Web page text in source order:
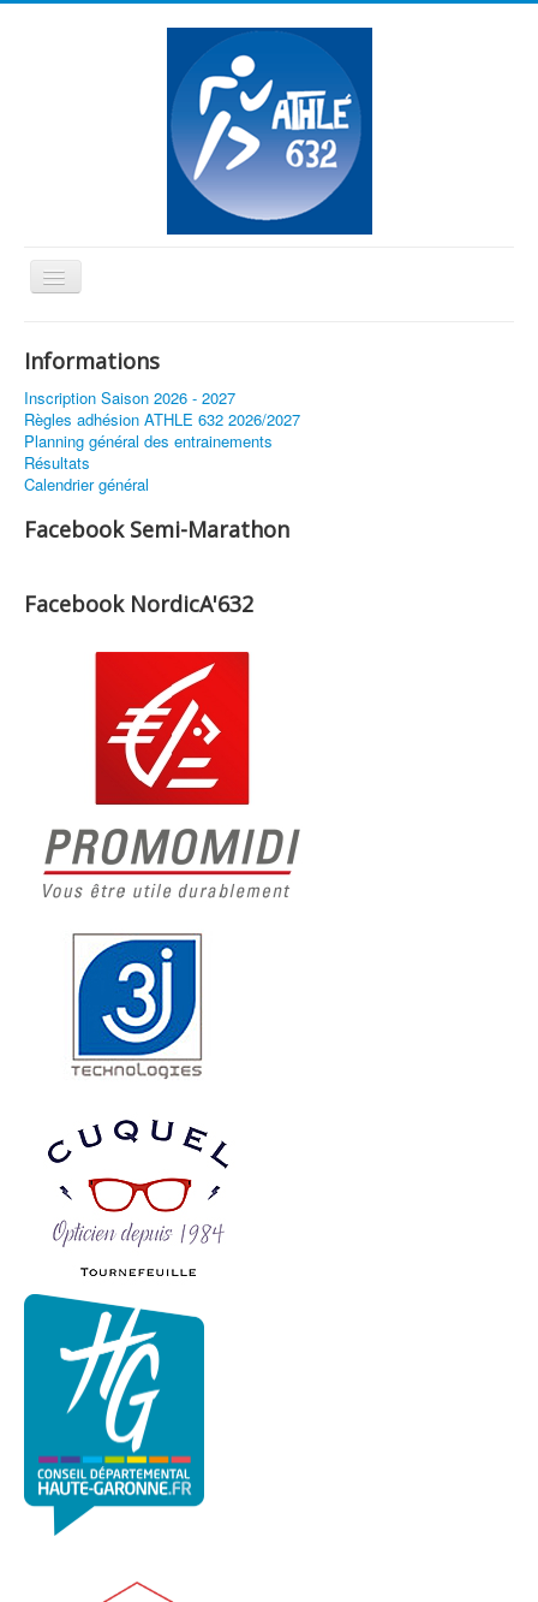
Basculer
la
Vous êtes ici :
Nouveaux horaires : Championnats Secteur Ouest
Informations
Inscription Saison 2026 - 2027
Règles adhésion ATHLE 632 2026/2027
Planning général des entrainements
Résultats
Calendrier général
Facebook Semi-Marathon
Facebook NordicA'632